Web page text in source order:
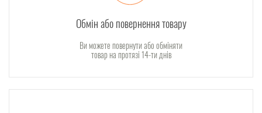
Обмін або повернення товару
Ви можете повернути або обміняти
товар на протязі 14-ти днів